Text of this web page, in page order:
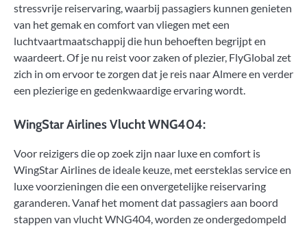
stressvrije reiservaring, waarbij passagiers kunnen genieten
van het gemak en comfort van vliegen met een
luchtvaartmaatschappij die hun behoeften begrijpt en
waardeert. Of je nu reist voor zaken of plezier, FlyGlobal zet
zich in om ervoor te zorgen dat je reis naar Almere en verder
een plezierige en gedenkwaardige ervaring wordt.
WingStar Airlines Vlucht WNG404:
Voor reizigers die op zoek zijn naar luxe en comfort is
WingStar Airlines de ideale keuze, met eersteklas service en
luxe voorzieningen die een onvergetelijke reiservaring
garanderen. Vanaf het moment dat passagiers aan boord
stappen van vlucht WNG404, worden ze ondergedompeld